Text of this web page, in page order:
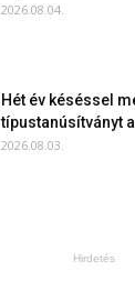
2026.08.04.
Hét év késéssel
típustanúsítványt
2026.08.03.
Hirdetés